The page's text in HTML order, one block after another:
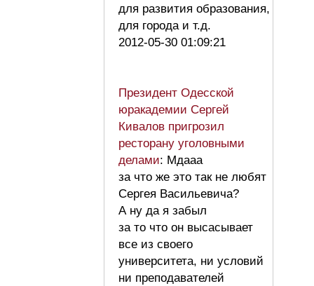
для развития образования,
для города и т.д.
2012-05-30 01:09:21
Президент Одесской
юракадемии Сергей
Кивалов пригрозил
ресторану уголовными
делами: Мдааа
за что же это так не любят
Сергея Васильевича?
А ну да я забыл
за то что он высасывает
все из своего
университета, ни условий
ни преподавателей